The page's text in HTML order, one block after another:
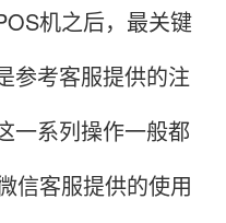
机之后，最关键
参考客服提供的注
一系列操作一般都
信客服提供的使用